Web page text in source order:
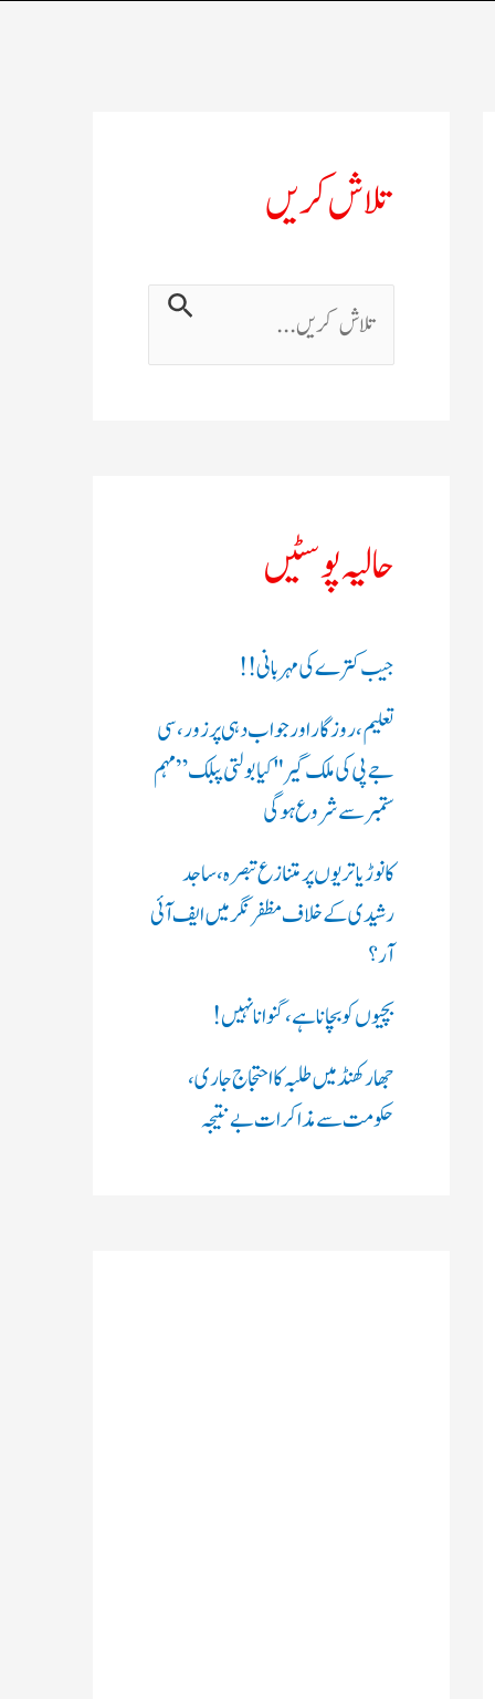
تلاش کریں
ت
ل
ر
ں
:
حالیہ پوسٹیں
جیب کترے کی مہربانی !!
تعلیم، روزگار اور جواب دہی پر زور، سی
جے پی کی ملک گیر "کیا بولتی پبلک” مہم
ستمبر سے شروع ہوگی
کانوڑ یاتریوں پر متنازع تبصرہ، ساجد
رشیدی کے خلاف مظفرنگر میں ایف آئی
آر؟
بچیوں کو بچانا ہے، گنوانا نہیں!
جھارکھنڈ میں طلبہ کا احتجاج جاری،
حکومت سے مذاکرات بے نتیجہ